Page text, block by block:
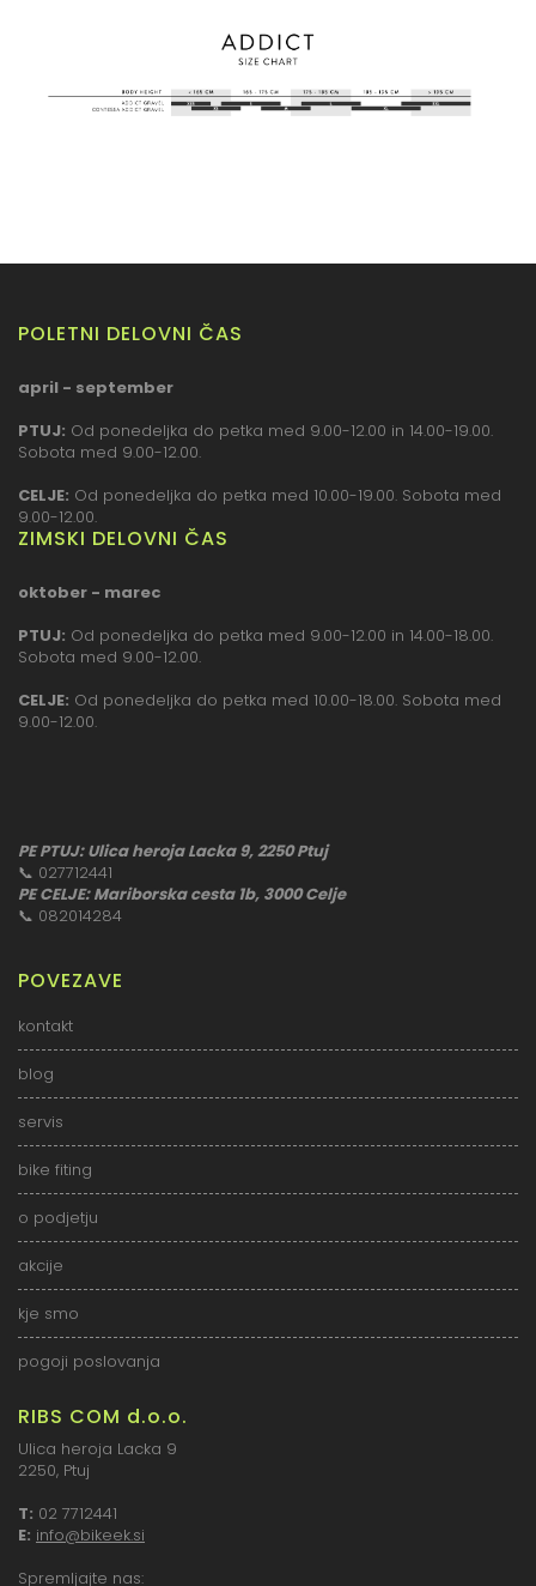
POLETNI DELOVNI ČAS
april - september
PTUJ: Od ponedeljka do petka med 9.00-12.00 in 14.00-19.00.
Sobota med 9.00-12.00.
CELJE: Od ponedeljka do petka med 10.00-19.00. Sobota med
9.00-12.00.
ZIMSKI DELOVNI ČAS
oktober - marec
PTUJ: Od ponedeljka do petka med 9.00-12.00 in 14.00-18.00.
Sobota med 9.00-12.00.
CELJE: Od ponedeljka do petka med 10.00-18.00. Sobota med
9.00-12.00.
PE PTUJ: Ulica heroja Lacka 9, 2250 Ptuj
📞 027712441
PE CELJE: Mariborska cesta 1b, 3000 Celje
📞 082014284
POVEZAVE
kontakt
blog
servis
bike fiting
o podjetju
akcije
kje smo
pogoji poslovanja
RIBS COM d.o.o.
Ulica heroja Lacka 9
2250, Ptuj
T: 02 7712441
E: info@bikeek.si
Spremljajte nas: